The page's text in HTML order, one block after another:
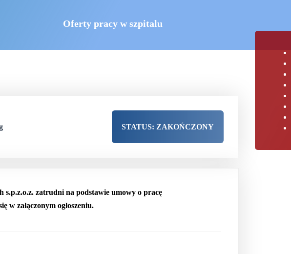
Oferty pracy w szpitalu
STATUS: ZAKOŃCZONY
zatrudni na podstawie umowy o pracę
w załączonym ogłoszeniu.